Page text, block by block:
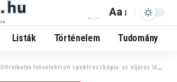
Aa
Listák Történelem Tudomány
Ultraibolya fotoelektron spektroszkópia: az eljárás lényege